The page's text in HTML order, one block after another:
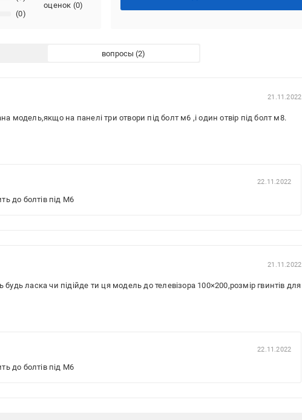
(0)
оценок (0)
вопросы
21.11.2022
модель,якщо на панелі три отвори під болт м6 ,і один отвір під болт м8.
22.11.2022
до болтів під М6
21.11.2022
будь ласка чи підійде ти ця модель до телевізора 100×200,розмір гвинтів для
22.11.2022
до болтів під М6